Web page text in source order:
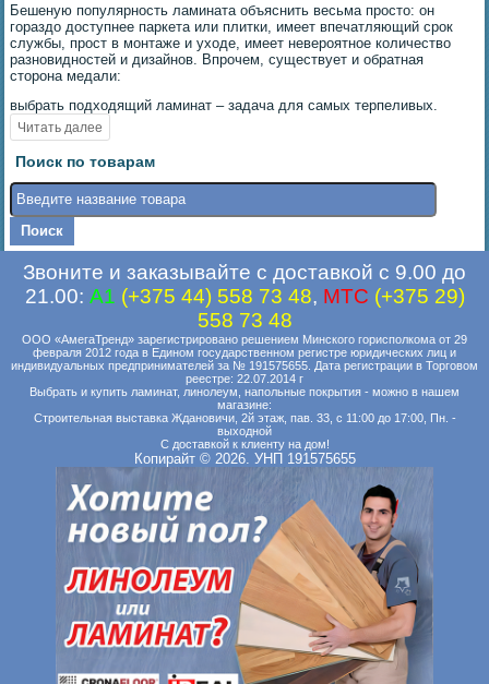
Бешеную популярность ламината объяснить весьма просто: он
гораздо доступнее паркета или плитки, имеет впечатляющий срок
службы, прост в монтаже и уходе, имеет невероятное количество
разновидностей и дизайнов. Впрочем, существует и обратная
сторона медали:
выбрать подходящий ламинат – задача для самых терпеливых.
Поиск по товарам
Звоните и заказывайте с доставкой с 9.00 до
21.00: A1 (+375 44) 558 73 48, MTC (+375 29)
558 73 48
ООО «АмегаТренд» зарегистрировано решением Минского горисполкома от 29
февраля 2012 года в Едином государственном регистре юридических лиц и
индивидуальных предпринимателей за № 191575655. Дата регистрации в Торговом
реестре: 22.07.2014 г
Выбрать и купить ламинат, линолеум, напольные покрытия - можно в нашем
магазине:
Строительная выставка Ждановичи, 2й этаж, пав. 33, с 11:00 до 17:00, Пн. -
выходной
С доставкой к клиенту на дом!
Копирайт © 2026. УНП 191575655